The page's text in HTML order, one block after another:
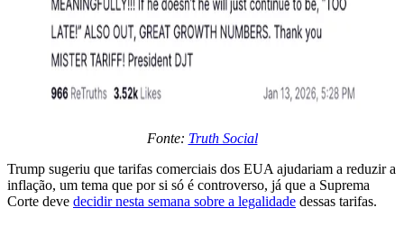
Fonte: Truth Social
Trump sugeriu que tarifas comerciais dos EUA ajudariam a reduzir a
inflação, um tema que por si só é controverso, já que a Suprema
Corte deve decidir nesta semana sobre a legalidade dessas tarifas.